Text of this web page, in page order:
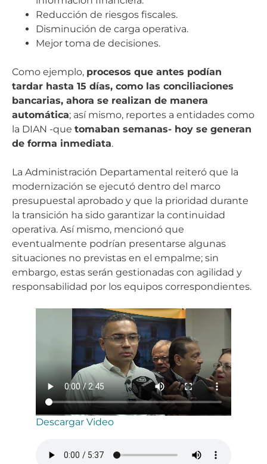
Reducción de riesgos fiscales.
Disminución de carga operativa.
Mejor toma de decisiones.
Como ejemplo, procesos que antes podían
tardar hasta 15 días, como las conciliaciones
bancarias, ahora se realizan de manera
automática; así mismo, reportes a entidades como
la DIAN -que tomaban semanas- hoy se generan
de forma inmediata.
La Administración Departamental reiteró que la
modernización se ejecutó dentro del marco
presupuestal aprobado y que la prioridad durante
la transición ha sido garantizar la continuidad
operativa. Así mismo, mencionó que
eventualmente podrían presentarse algunas
situaciones no previstas en el empalme; sin
embargo, estas serán gestionadas con agilidad y
responsabilidad por los equipos correspondientes.
Descargar Video